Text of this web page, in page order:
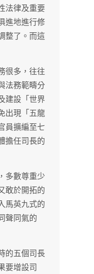
法律及重要
進地進行修
整了。而這
很多，往往
法務範疇分
建設「世界
出現「五龍
員擴編至七
擔任司長的
多數尊重少
敢於開拓的
馬英九式的
聲同氣的
的五個司長
要增設司